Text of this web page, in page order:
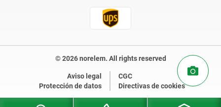
© 2026 norelem. All rights reserved
Aviso legal
CGC
Protección de datos
Directivas de cookies